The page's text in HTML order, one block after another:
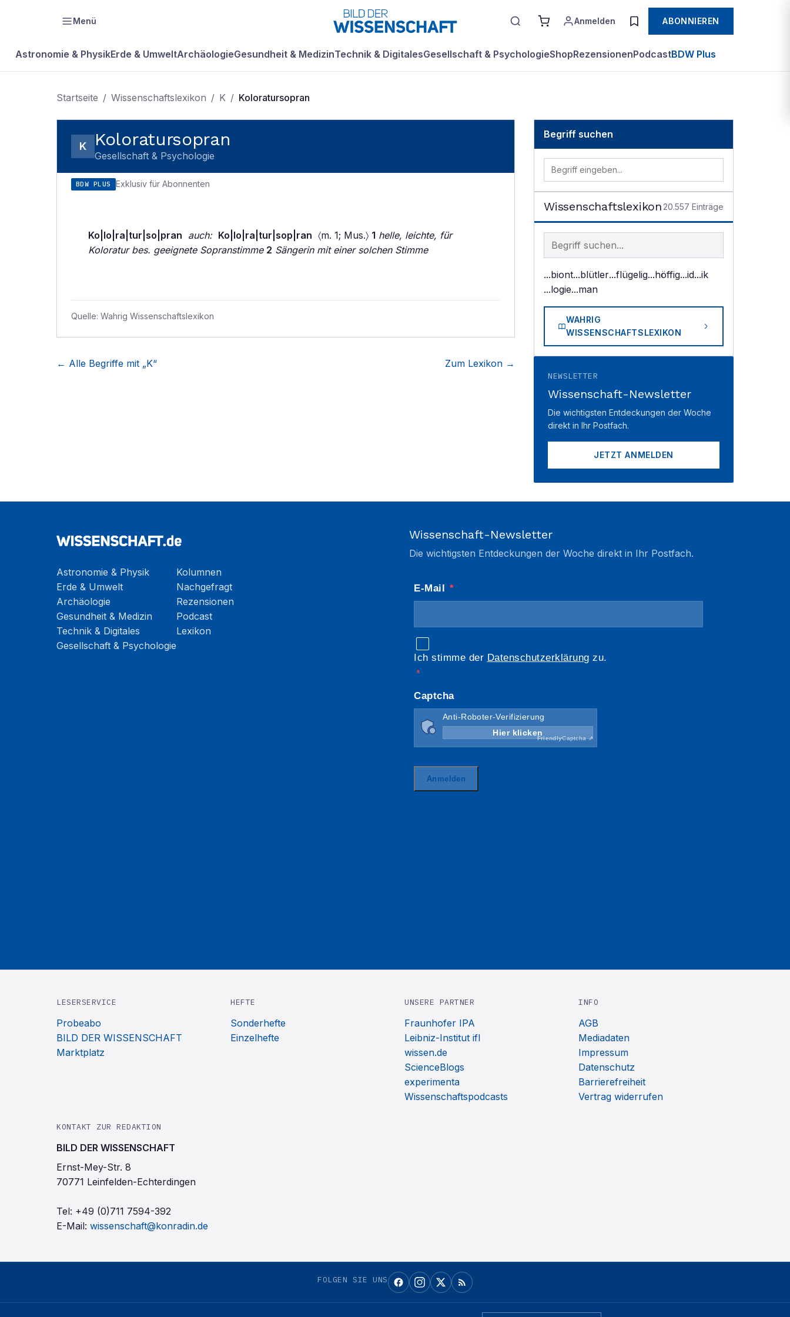
Menü Anmelden ABONNIEREN
Astronomie & PhysikErde & UmweltArchäologieGesundheit & MedizinTechnik & DigitalesGesellschaft & PsychologieShopRezensionenPodcastBDW Plus
Startseite / Wissenschaftslexikon / K / Koloratursopran
K Koloratursopran
Gesellschaft & Psychologie
BDW PLUS Exklusiv für Abonnenten
Ko|lo|ra|tur|so|pran auch: Ko|lo|ra|tur|sop|ran 〈m. 1; Mus.〉 1 helle, leichte, für
Koloratur bes. geeignete Sopranstimme 2 Sängerin mit einer solchen Stimme
Quelle: Wahrig Wissenschaftslexikon
← Alle Begriffe mit „K“ Zum Lexikon →
Begriff suchen
Wissenschaftslexikon 20.557 Einträge
Begriff im Lexikon suchen
...biont...blütler...flügelig...höffig...id...ik
...logie...man
WAHRIG
WISSENSCHAFTSLEXIKON
NEWSLETTER
Wissenschaft-Newsletter
Die wichtigsten Entdeckungen der Woche
direkt in Ihr Postfach.
JETZT ANMELDEN
Astronomie & Physik
Erde & Umwelt
Archäologie
Gesundheit & Medizin
Technik & Digitales
Gesellschaft & Psychologie
Kolumnen
Nachgefragt
Rezensionen
Podcast
Lexikon
Wissenschaft-Newsletter
Die wichtigsten Entdeckungen der Woche direkt in Ihr Postfach.
LESERSERVICE
Probeabo
BILD DER WISSENSCHAFT
Marktplatz
HEFTE
Sonderhefte
Einzelhefte
UNSERE PARTNER
Fraunhofer IPA
Leibniz-Institut ifl
wissen.de
ScienceBlogs
experimenta
Wissenschaftspodcasts
INFO
AGB
Mediadaten
Impressum
Datenschutz
Barrierefreiheit
Vertrag widerrufen
KONTAKT ZUR REDAKTION
BILD DER WISSENSCHAFT
Ernst-Mey-Str. 8
70771 Leinfelden-Echterdingen
Tel: +49 (0)711 7594-392
E-Mail: wissenschaft@konradin.de
FOLGEN SIE UNS